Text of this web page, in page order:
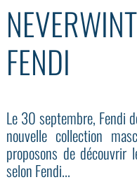
FENDI
Le 30 septembre, Fendi
nouvelle collection
proposons de
selon Fendi...